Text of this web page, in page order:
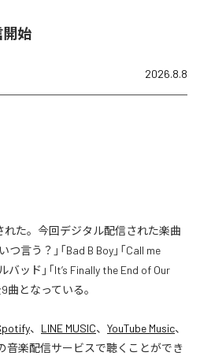
開始
2026.8.8
れた。今回デジタル配信された楽曲
つ言う？」「Bad B Boy」「Call me
バッド」「It’s Finally the End of Our
曲となっている。
、 LINE MUSIC、 YouTube Music、
音楽配信サービスで聴くことができ